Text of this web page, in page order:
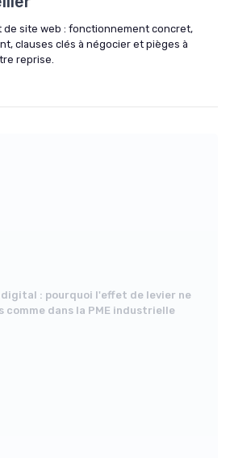
de site web : fonctionnement concret,
clauses clés à négocier et pièges à
reprise.
digital : pourquoi l'effet de levier ne
comme dans la PME industrielle